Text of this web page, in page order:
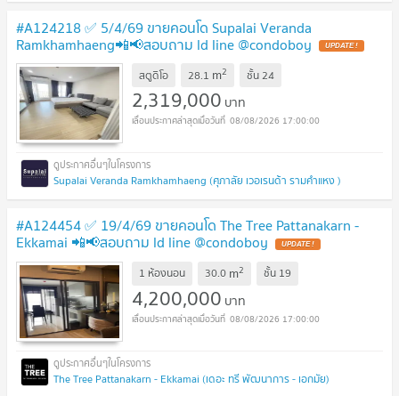
#A124218 ✅ 5/4/69 ขายคอนโด Supalai Veranda
Ramkhamhaeng📲📢สอบถาม ld line @condoboy UPDATE !
สตูดิโอ 28.1 m2 ชั้น24
2,319,000 บาท
08/08/2026 17:00:00
Supalai Veranda Ramkhamhaeng (ศุภาลัย เวอเรนด้า รามคำแหง )
#A124454 ✅ 19/4/69 ขายคอนโด The Tree Pattanakarn -
Ekkamai 📲📢สอบถาม ld line @condoboy UPDATE !
1 ห้องนอน 30.0 m2 ชั้น 19
4,200,000 บาท
08/08/2026 17:00:00
The Tree Pattanakarn - Ekkamai (เดอะ ทรี พัฒนาการ - เอกมัย)